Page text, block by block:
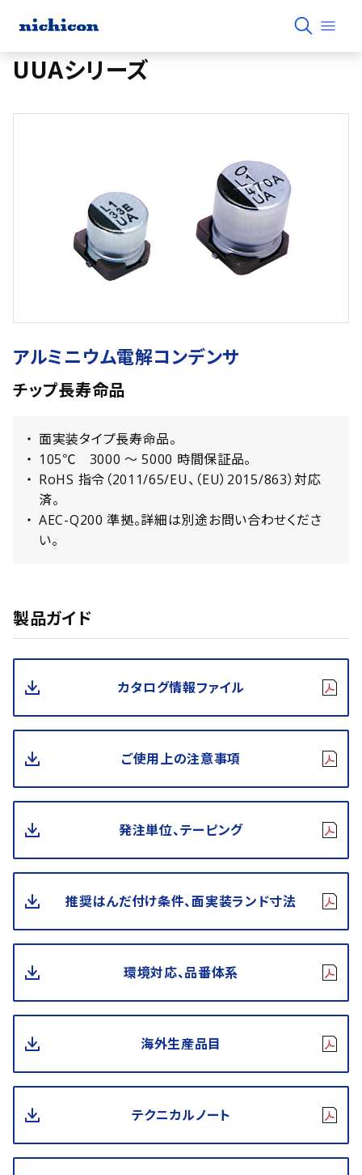
UUAシリーズ
アルミニウム電解コンデンサ
チップ長寿命品
面実装タイプ長寿命品。
105℃ 3000 〜 5000 時間保証品。
RoHS 指令（2011/65/EU、（EU）2015/863）対応
済。
AEC-Q200 準拠。詳細は別途お問い合わせくださ
い。
製品ガイド
カタログ情報ファイル
ご使用上の注意事項
発注単位、テーピング
推奨はんだ付け条件、面実装ランド寸法
環境対応、品番体系
海外生産品目
テクニカルノート